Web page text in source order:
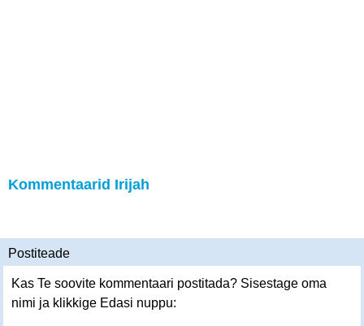
Kommentaarid Irijah
Postiteade
Kas Te soovite kommentaari postitada? Sisestage oma
nimi ja klikkige Edasi nuppu: